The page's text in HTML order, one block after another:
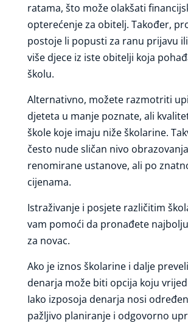
ratama, što može olakšati
opterećenje za obitelj. Također,
postoje li popusti za ranu prijavu
više djece iz iste obitelji koja
školu.
Alternativno, možete razmotriti
djeteta u manje poznate, ali
škole koje imaju niže školarine.
često nude sličan nivo
renomirane ustanove, ali po
cijenama.
Istraživanje i posjete različitim
vam pomoći da pronađete
za novac.
Ako je iznos školarine i dalje
denarja može biti opcija koju
Iako izposoja denarja nosi
pažljivo planiranje i odgovorno